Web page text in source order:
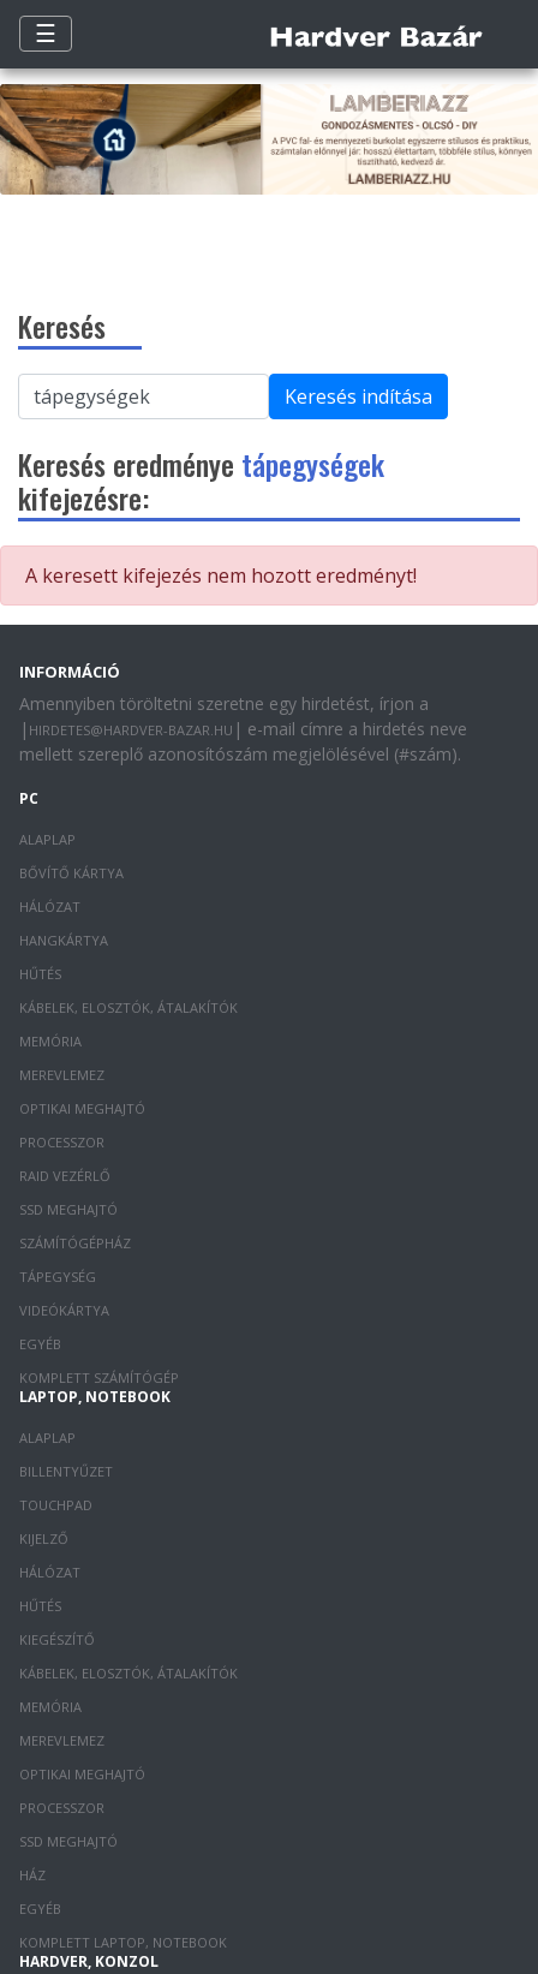
☰
Keresés
Keresés indítása
Keresés eredménye tápegységek
kifejezésre:
A keresett kifejezés nem hozott eredményt!
INFORMÁCIÓ
Amennyiben töröltetni szeretne egy hirdetést, írjon a
| HIRDETES@HARDVER-BAZAR.HU | e-mail címre a hirdetés neve
mellett szereplő azonosítószám megjelölésével (#szám).
PC
ALAPLAP
BŐVÍTŐ KÁRTYA
HÁLÓZAT
HANGKÁRTYA
HŰTÉS
KÁBELEK, ELOSZTÓK, ÁTALAKÍTÓK
MEMÓRIA
MEREVLEMEZ
OPTIKAI MEGHAJTÓ
PROCESSZOR
RAID VEZÉRLŐ
SSD MEGHAJTÓ
SZÁMÍTÓGÉPHÁZ
TÁPEGYSÉG
VIDEÓKÁRTYA
EGYÉB
KOMPLETT SZÁMÍTÓGÉP
LAPTOP, NOTEBOOK
ALAPLAP
BILLENTYŰZET
TOUCHPAD
KIJELZŐ
HÁLÓZAT
HŰTÉS
KIEGÉSZÍTŐ
KÁBELEK, ELOSZTÓK, ÁTALAKÍTÓK
MEMÓRIA
MEREVLEMEZ
OPTIKAI MEGHAJTÓ
PROCESSZOR
SSD MEGHAJTÓ
HÁZ
EGYÉB
KOMPLETT LAPTOP, NOTEBOOK
HARDVER, KONZOL